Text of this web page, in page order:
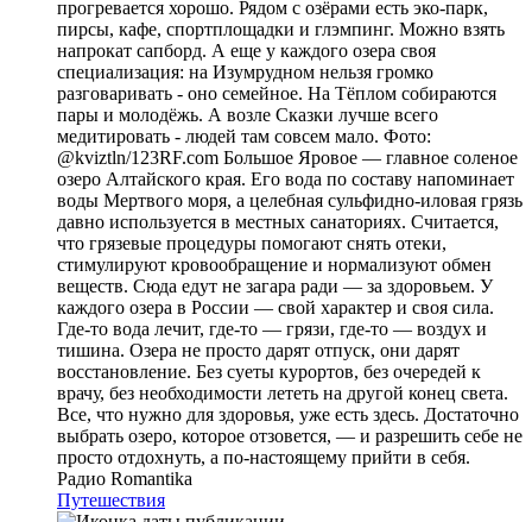
прогревается хорошо. Рядом с озёрами есть эко-парк,
пирсы, кафе, спортплощадки и глэмпинг. Можно взять
напрокат сапборд. А еще у каждого озера своя
специализация: на Изумрудном нельзя громко
разговаривать - оно семейное. На Тёплом собираются
пары и молодёжь. А возле Сказки лучше всего
медитировать - людей там совсем мало. Фото:
@kviztln/123RF.com Большое Яровое — главное соленое
озеро Алтайского края. Его вода по составу напоминает
воды Мертвого моря, а целебная сульфидно-иловая грязь
давно используется в местных санаториях. Считается,
что грязевые процедуры помогают снять отеки,
стимулируют кровообращение и нормализуют обмен
веществ. Сюда едут не загара ради — за здоровьем. У
каждого озера в России — свой характер и своя сила.
Где-то вода лечит, где-то — грязи, где-то — воздух и
тишина. Озера не просто дарят отпуск, они дарят
восстановление. Без суеты курортов, без очередей к
врачу, без необходимости лететь на другой конец света.
Все, что нужно для здоровья, уже есть здесь. Достаточно
выбрать озеро, которое отзовется, — и разрешить себе не
просто отдохнуть, а по-настоящему прийти в себя.
Радио Romantika
Путешествия